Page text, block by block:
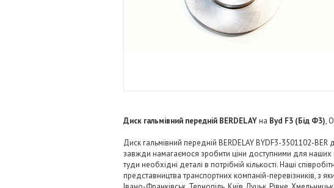
Диск гальмівний передній BERDELAYна Byd F3 (Бід Ф3),
Диск гальмівний передній BERDELAY BYDF3-3501102-
завжди намагаємося зробити ціни доступними для
туди необхідні деталі в потрібній кількості. Наші
представництва транспортних компаній-перевізників, з